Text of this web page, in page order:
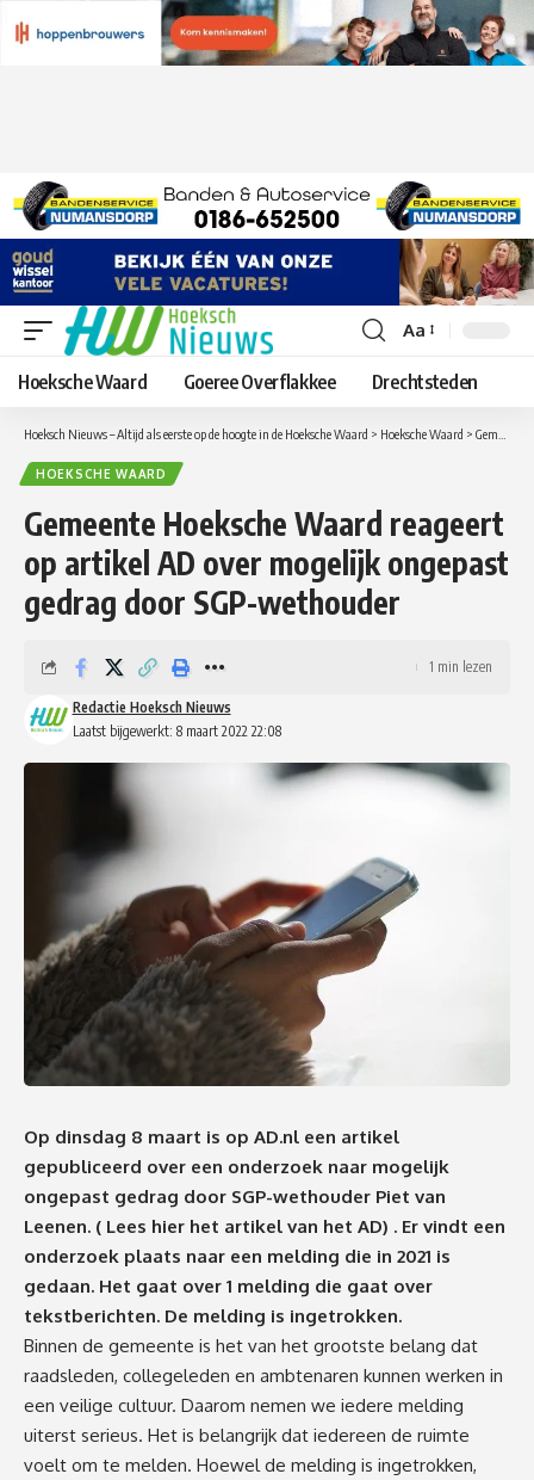
Lettergrootte
aanpassen
Aa
Hoeksche Waard Goeree Overflakkee Drechtsteden
Hoeksch Nieuws – Altijd als eerste op de hoogte in de Hoeksche Waard > Hoeksche Waard > Gemeente Hoeksche Waard reageert op artikel AD over mogelijk ongepast gedrag door SGP-wethouder
HOEKSCHE WAARD
Gemeente Hoeksche Waard reageert
op artikel AD over mogelijk ongepast
gedrag door SGP-wethouder
Laatst bijgewerkt: 8 maart 2022 22:08
Redactie Hoeksch Nieuws
1 min lezen
Op dinsdag 8 maart is op AD.nl een artikel
gepubliceerd over een onderzoek naar mogelijk
ongepast gedrag door SGP-wethouder Piet van
Leenen. ( Lees hier het artikel van het AD) . Er vindt een
onderzoek plaats naar een melding die in 2021 is
gedaan. Het gaat over 1 melding die gaat over
tekstberichten. De melding is ingetrokken.
Binnen de gemeente is het van het grootste belang dat
raadsleden, collegeleden en ambtenaren kunnen werken in
een veilige cultuur. Daarom nemen we iedere melding
uiterst serieus. Het is belangrijk dat iedereen de ruimte
voelt om te melden. Hoewel de melding is ingetrokken,